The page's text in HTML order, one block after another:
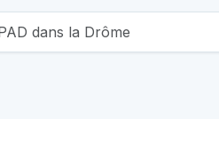
dans la Drôme